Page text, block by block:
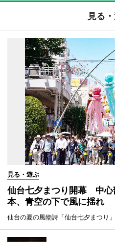
見る
見る・遊ぶ
仙台七夕まつり開幕 中
本、青空の下で風に揺れ
仙台の夏の風物詩「仙台七夕まつり